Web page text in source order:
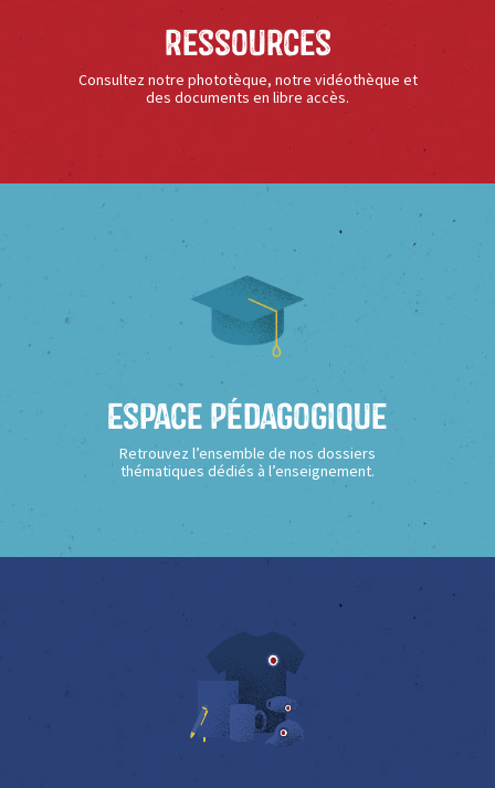
Ressources
Consultez notre phototèque, notre vidéothèque et
des documents en libre accès.
Espace Pédagogique
Retrouvez l’ensemble de nos dossiers
thématiques dédiés à l’enseignement.